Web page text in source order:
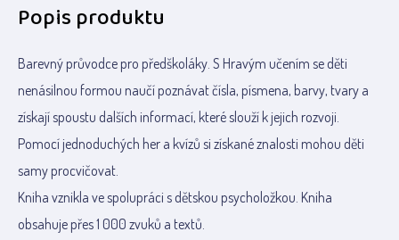
Popis produktu
Barevný průvodce pro předškoláky. S Hravým učením se děti
nenásilnou formou naučí poznávat čísla, písmena, barvy, tvary a
získají spoustu dalších informací, které slouží k jejich rozvoji.
Pomocí jednoduchých her a kvízů si získané znalosti mohou děti
samy procvičovat.
Kniha vznikla ve spolupráci s dětskou psycholožkou. Kniha
obsahuje přes 1 000 zvuků a textů.